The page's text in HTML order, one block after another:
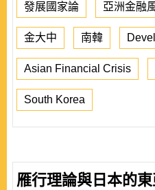
發展國家論 亞洲金融
金大中 南韓
Asian Financial Crisis
South Korea
雁行理論與日本的